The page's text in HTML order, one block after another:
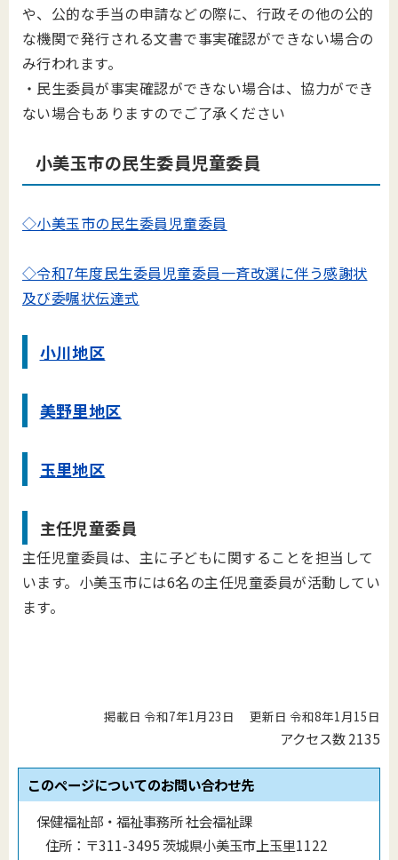
や、公的な手当の申請などの際に、行政その他の公的
な機関で発行される文書で事実確認ができない場合の
み行われます。
・民生委員が事実確認ができない場合は、協力ができ
ない場合もありますのでご了承ください
小美玉市の民生委員児童委員
◇小美玉市の民生委員児童委員
◇令和7年度民生委員児童委員一斉改選に伴う感謝状
及び委嘱状伝達式
小川地区
美野里地区
玉里地区
主任児童委員
主任児童委員は、主に子どもに関することを担当して
います。小美玉市には6名の主任児童委員が活動してい
ます。
掲載日 令和7年1月23日 更新日 令和8年1月15日
アクセス数2135
このページについてのお問い合わせ先
保健福祉部・福祉事務所 社会福祉課
住所： 〒311-3495 茨城県小美玉市上玉里1122